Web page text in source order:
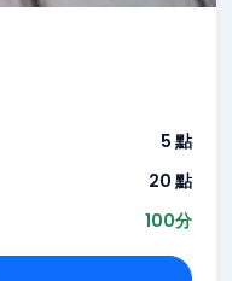
5 點
20 點
100分